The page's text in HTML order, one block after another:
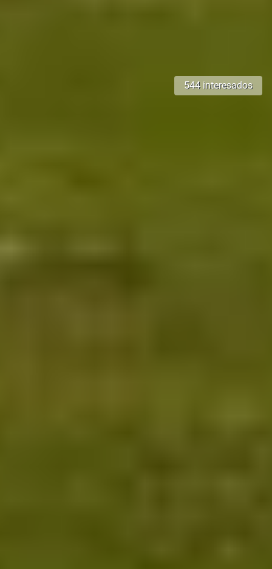
544 interesados